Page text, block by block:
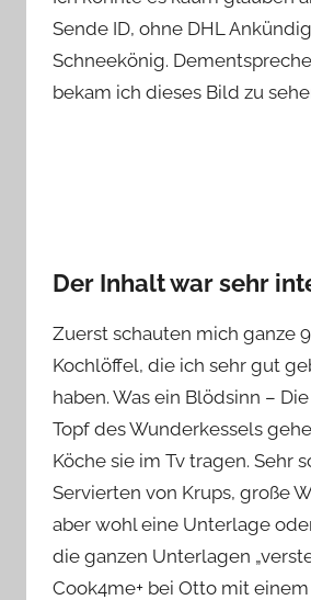
Sende ID, ohne DHL
Schneekönig.
bekam ich dieses Bild zu
Der Inhalt war sehr
Zuerst schauten mich ganze
Kochlöffel, die ich sehr gut
haben. Was ein Blödsinn –
Topf des Wunderkessels
Köche sie im Tv tragen. Sehr
Servierten von Krups, große
aber wohl eine Unterlage
die ganzen Unterlagen
Cook4me+ bei Otto mit